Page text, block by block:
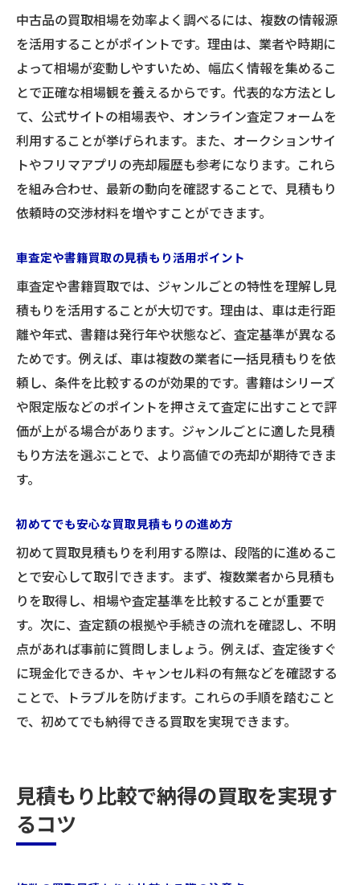
中古品の買取見積もりで失敗しない方法
中古品買取見積もりで注意すべきポイント
ブックオフ買取できないものの確認方法
中古品の状態が買取額に与える影響とは
見積もりの根拠をしっかり確認するコツ
複数サービスの買取見積もりを活用しよう
中古品の買取相場を効率よく調べるには、複数の情報源
を活用することがポイントです。理由は、業者や時期に
よって相場が変動しやすいため、幅広く情報を集めるこ
とで正確な相場観を養えるからです。代表的な方法とし
て、公式サイトの相場表や、オンライン査定フォームを
利用することが挙げられます。また、オークションサイ
トやフリマアプリの売却履歴も参考になります。これら
を組み合わせ、最新の動向を確認することで、見積もり
依頼時の交渉材料を増やすことができます。
車査定や書籍買取の見積もり活用ポイント
車査定や書籍買取では、ジャンルごとの特性を理解し見
積もりを活用することが大切です。理由は、車は走行距
離や年式、書籍は発行年や状態など、査定基準が異なる
ためです。例えば、車は複数の業者に一括見積もりを依
頼し、条件を比較するのが効果的です。書籍はシリーズ
や限定版などのポイントを押さえて査定に出すことで評
価が上がる場合があります。ジャンルごとに適した見積
もり方法を選ぶことで、より高値での売却が期待できま
す。
初めてでも安心な買取見積もりの進め方
初めて買取見積もりを利用する際は、段階的に進めるこ
とで安心して取引できます。まず、複数業者から見積も
りを取得し、相場や査定基準を比較することが重要で
す。次に、査定額の根拠や手続きの流れを確認し、不明
点があれば事前に質問しましょう。例えば、査定後すぐ
に現金化できるか、キャンセル料の有無などを確認する
ことで、トラブルを防げます。これらの手順を踏むこと
で、初めてでも納得できる買取を実現できます。
見積もり比較で納得の買取を実現す
るコツ